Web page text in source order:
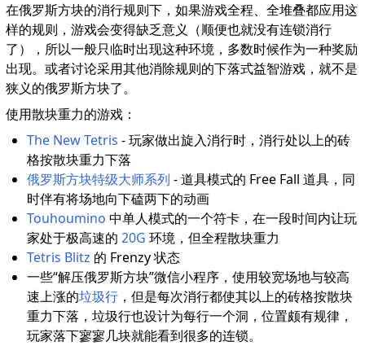
在俄罗斯方块的消行规则下，如果游戏全程、全堆叠都应用这
样的规则，游戏会变得缺乏意义（顺便也就没有连锁消行
了），所以一般只临时出现这种环境，多数时候作为一种奖励
出现。或者讨论采用其他消除规则的下落式益智游戏，就不是
狭义的俄罗斯方块了。
使用散块重力的游戏：
The New Tetris - 玩家做出旋入消行时，消行处以上的砖
格按散块重力下落
俄罗斯方块特级大师系列 - 道具模式的 Free Fall 道具，同
时伴有将场地向下磕两下的动画
Touhoumino 中单人模式的一个符卡，在一段时间内让玩
家处于极高速的 20G 环境，但全程散块重力
Tetris Blitz 的 Frenzy 状态
一些“解压俄罗斯方块”微信小程序，使用较宽场地与较高
速上涨的垃圾行，但是每次消行都使其以上的砖格按散块
重力下落，垃圾行也设计为每行一个洞，位置颇有规律，
玩家落下寥寥几块就能看到很多的连锁。